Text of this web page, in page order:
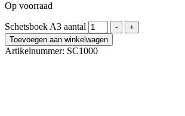
Op voorraad
Schetsboek A3 aantal -
+
Toevoegen aan winkelwagen
Artikelnummer: SC1000